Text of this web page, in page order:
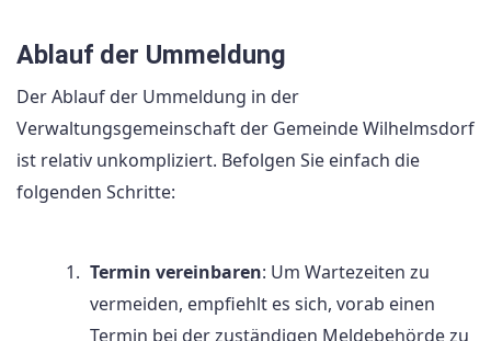
Ablauf der Ummeldung
Der Ablauf der Ummeldung in der
Verwaltungsgemeinschaft der Gemeinde Wilhelmsdorf
ist relativ unkompliziert. Befolgen Sie einfach die
folgenden Schritte:
Termin vereinbaren: Um Wartezeiten zu
vermeiden, empfiehlt es sich, vorab einen
Termin bei der zuständigen Meldebehörde zu